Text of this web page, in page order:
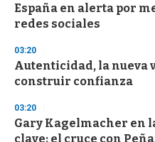
España en alerta por
redes sociales
03:20
Autenticidad, la nueva
construir confianza
03:20
Gary Kagelmacher en
clave: el cruce con